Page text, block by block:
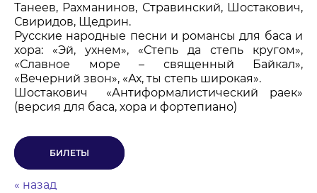
Танеев, Рахманинов, Стравинский, Шостакович,
Свиридов, Щедрин.
Русские народные песни и романсы для баса и
хора: «Эй, ухнем», «Степь да степь кругом»,
«Славное море – священный Байкал»,
«Вечерний звон», «Ах, ты степь широкая».
Шостакович «Антиформалистический раек»
(версия для баса, хора и фортепиано)
БИЛЕТЫ
« назад